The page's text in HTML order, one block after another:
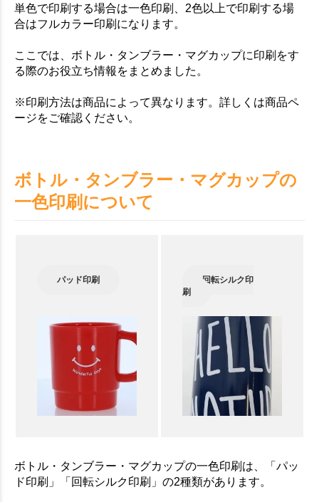
単色で印刷する場合は一色印刷、2色以上で印刷する場
合はフルカラー印刷になります。
ここでは、ボトル・タンブラー・マグカップに印刷をす
る際のお役立ち情報をまとめました。
※印刷方法は商品によって異なります。詳しくは商品ペ
ージをご確認ください。
ボトル・タンブラー・マグカップの
一色印刷について
パッド印刷
回転シルク印
刷
ボトル・タンブラー・マグカップの一色印刷は、「パッ
ド印刷」「回転シルク印刷」の2種類があります。